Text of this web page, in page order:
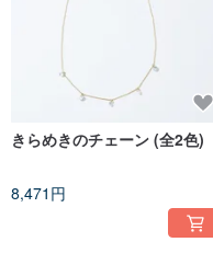
一つひとつの細部に、Nuri 独自
由はとても純粋です。それは、
る方のセンスと、一人ひとりの
SOIRÉE のジュエリーを通して
てほしいのです。周囲に流され
追いかけるのでもありません。」
品質と職人技
卓越した技から、華麗で非の打
きらめきのチェーン (全2色)
8,471円